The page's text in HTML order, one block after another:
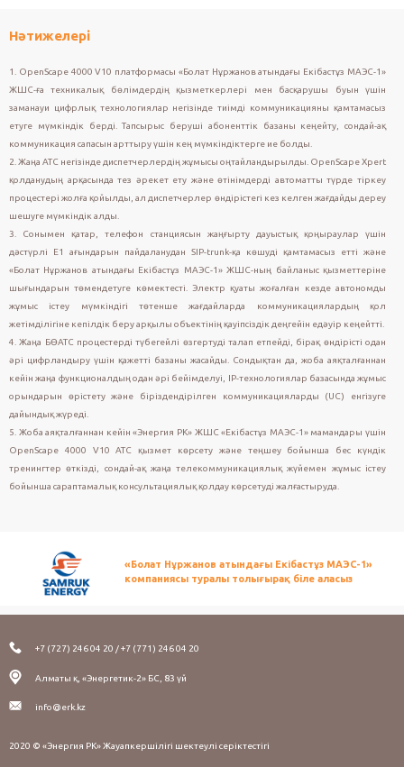
Нәтижелері
1. OpenScape 4000 V10 платформасы «Болат Нұржанов атындағы Екібастұз МАЭС-1»
ЖШС-ға техникалық бөлімдердің қызметкерлері мен басқарушы буын үшін
заманауи цифрлық технологиялар негізінде тиімді коммуникацияны қамтамасыз
етуге мүмкіндік берді. Тапсырыс беруші абоненттік базаны кеңейту, сондай-ақ
коммуникация сапасын арттыру үшін кең мүмкіндіктерге ие болды.
2. Жаңа АТС негізінде диспетчерлердің жұмысы оңтайландырылды. OpenScape Xpert
қолданудың арқасында тез әрекет ету және өтінімдерді автоматты түрде тіркеу
процестері жолға қойылды, ал диспетчерлер өндірістегі кез келген жағдайды дереу
шешуге мүмкіндік алды.
3. Сонымен қатар, телефон станциясын жаңғырту дауыстық қоңыраулар үшін
дәстүрлі E1 ағындарын пайдаланудан SIP-trunk-қа көшуді қамтамасыз етті және
«Болат Нұржанов атындағы Екібастұз МАЭС-1» ЖШС-ның байланыс қызметтеріне
шығындарын төмендетуге көмектесті. Электр қуаты жоғалған кезде автономды
жұмыс істеу мүмкіндігі төтенше жағдайларда коммуникациялардың қол
жетімділігіне кепілдік беру арқылы объектінің қауіпсіздік деңгейін едәуір кеңейтті.
4. Жаңа БӨАТС процестерді түбегейлі өзгертуді талап етпейді, бірақ өндірісті одан
әрі цифрландыру үшін қажетті базаны жасайды. Сондықтан да, жоба аяқталғаннан
кейін жаңа функционалдың одан әрі бейімделуі, IP-технологиялар базасында жұмыс
орындарын өрістету және біріздендірілген коммуникацияларды (UC) енгізуге
дайындық жүреді.
5. Жоба аяқталғаннан кейін «Энергия РК» ЖШС «Екібастұз МАЭС-1» мамандары үшін
OpenScape 4000 V10 АТС қызмет көрсету және теңшеу бойынша бес күндік
тренингтер өткізді, сондай-ақ жаңа телекоммуникациялық жүйемен жұмыс істеу
бойынша сараптамалық консультациялық қолдау көрсетуді жалғастыруда.
«Болат Нұржанов атындағы Екібастұз МАЭС-1»
компаниясы туралы толығырақ біле аласыз
+7 (727) 246 04 20 / +7 (771) 246 04 20
Алматы қ, «Энергетик-2» БС, 83 үй
info@erk.kz
2020 © «Энергия РК» Жауапкершілігі шектеулі серіктестігі